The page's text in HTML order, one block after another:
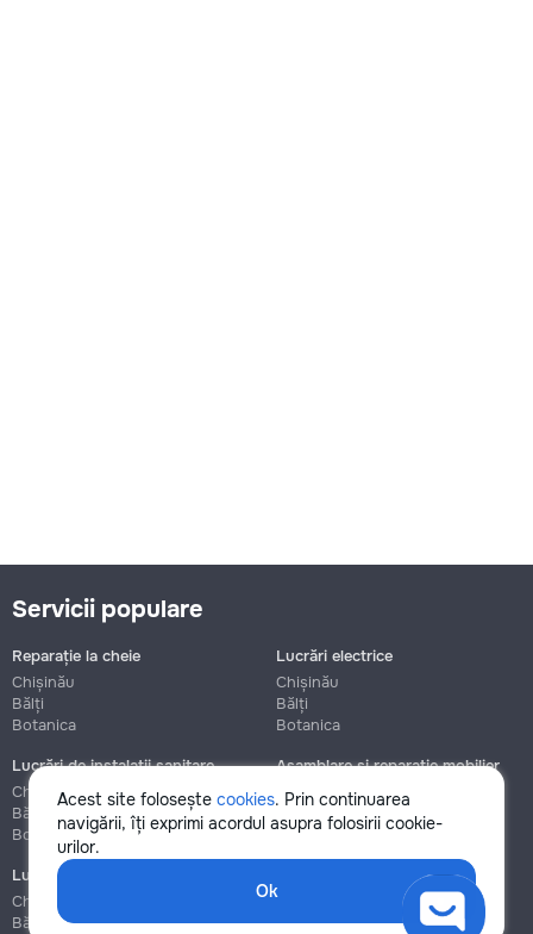
Acest site folosește cookies. Prin continuarea
navigării, îți exprimi acordul asupra folosirii cookie-
urilor.
Ok
Servicii populare
Reparație la cheie
Chișinău
Bălți
Botanica
Lucrări electrice
Chișinău
Bălți
Botanica
Lucrări de instalații sanitare
Chișinău
Bălți
Botanica
Asamblare și reparație mobilier
Chișinău
Botanica
Lucrări de construcție și instalare
Chișinău
Bălți